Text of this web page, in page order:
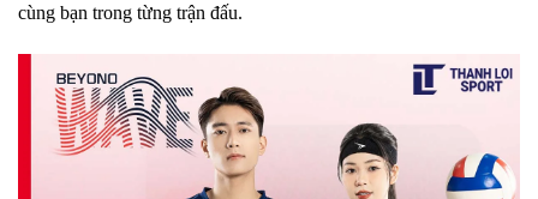
cùng bạn trong từng trận đấu.